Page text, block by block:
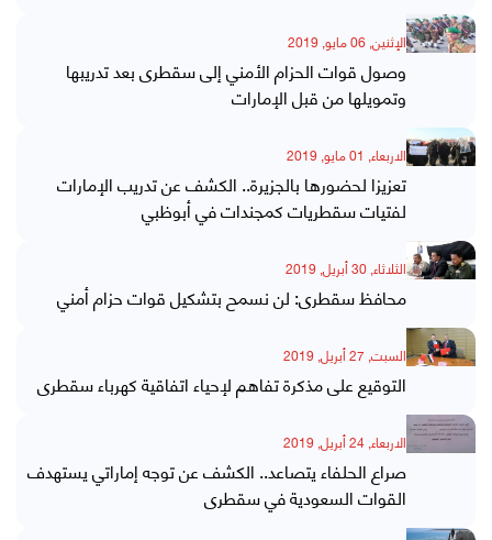
الإثنين, 06 مايو, 2019
وصول قوات الحزام الأمني إلى سقطرى بعد تدريبها
وتمويلها من قبل الإمارات
الاربعاء, 01 مايو, 2019
تعزيزا لحضورها بالجزيرة.. الكشف عن تدريب الإمارات
لفتيات سقطريات كمجندات في أبوظبي
الثلاثاء, 30 أبريل, 2019
محافظ سقطرى: لن نسمح بتشكيل قوات حزام أمني
السبت, 27 أبريل, 2019
التوقيع على مذكرة تفاهم لإحياء اتفاقية كهرباء سقطرى
الاربعاء, 24 أبريل, 2019
صراع الحلفاء يتصاعد.. الكشف عن توجه إماراتي يستهدف
القوات السعودية في سقطرى